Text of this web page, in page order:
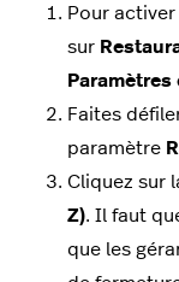
Pour
sur
Faites
paramètre
Cliquez sur
Z). Il faut
que les